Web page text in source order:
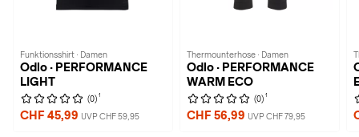
Funktionsshirt · Damen
Odlo · PERFORMANCE
LIGHT
(0) 1
CHF 45,99 UVP CHF 59,95
Thermounterhose · Damen
Odlo · PERFORMANCE
WARM ECO
(0) 1
CHF 56,99 UVP CHF 79,95